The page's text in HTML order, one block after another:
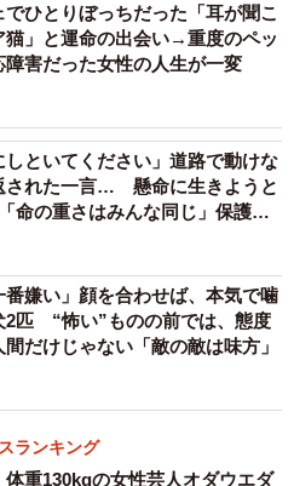
りしているけれど2キロくらいしかな
とを考えていました。「こ
ったら、保健所に連れていか
見は一致しました。「うちで
かき集めたら、ぎりぎり5万円
らいいねと母と話していたん
から無理かなって。それが5万
思って連れて帰りました」
ひとりぼっちだった「耳が聞こ
猫」と運命の出会い→重度のペッ
障害だった女性の人生が一変
しといてください」道路で動けな
された一言… 懸命に生きようと
命の重さはみんな同じ」保護団
番嫌い」顔を合わせば、本気で噛
2匹 “怖い”ものの前では、態度
だけじゃない「敵の敵は味方」
ランキング
体重130kgの女性芸人オダウエダ